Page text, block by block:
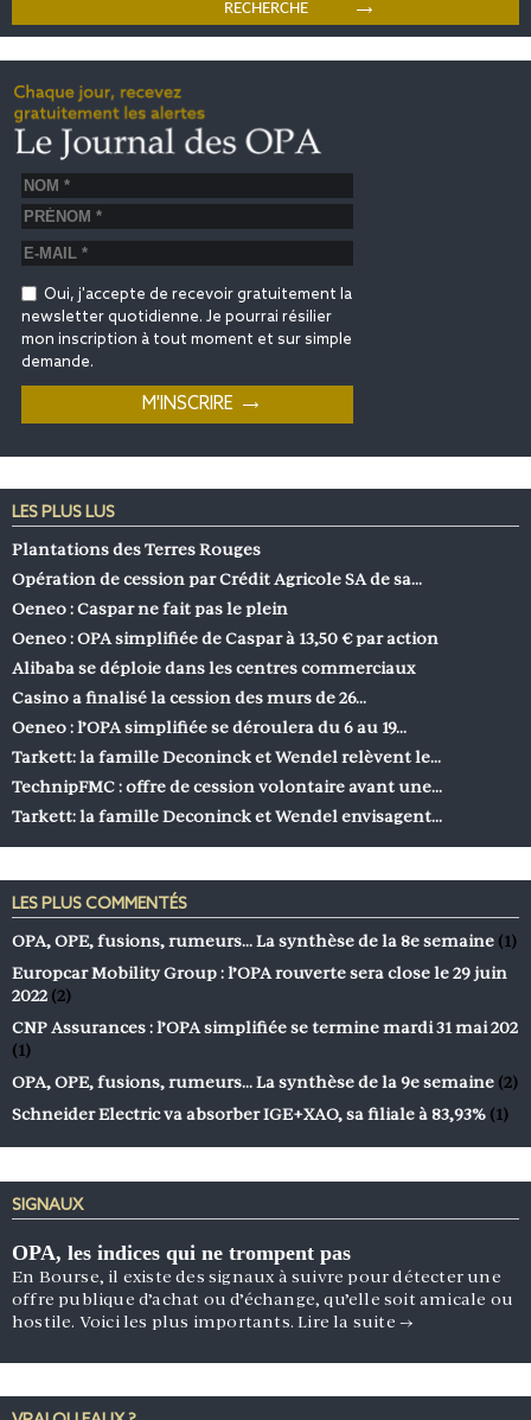
Oui, j'accepte de recevoir gratuitement la
newsletter quotidienne. Je pourrai résilier
mon inscription à tout moment et sur simple
demande.
LES PLUS LUS
Plantations des Terres Rouges
Opération de cession par Crédit Agricole SA de sa…
Oeneo : Caspar ne fait pas le plein
Oeneo : OPA simplifiée de Caspar à 13,50 € par action
Alibaba se déploie dans les centres commerciaux
Casino a finalisé la cession des murs de 26…
Oeneo : l’OPA simplifiée se déroulera du 6 au 19…
Tarkett: la famille Deconinck et Wendel relèvent le…
TechnipFMC : offre de cession volontaire avant une…
Tarkett: la famille Deconinck et Wendel envisagent…
LES PLUS COMMENTÉS
OPA, OPE, fusions, rumeurs… La synthèse de la 8e semaine (1)
Europcar Mobility Group : l’OPA rouverte sera close le 29 juin
2022 (2)
CNP Assurances : l’OPA simplifiée se termine mardi 31 mai 202
(1)
OPA, OPE, fusions, rumeurs… La synthèse de la 9e semaine (2)
Schneider Electric va absorber IGE+XAO, sa filiale à 83,93% (1)
SIGNAUX
OPA, les indices qui ne trompent pas
En Bourse, il existe des signaux à suivre pour détecter une
offre publique d’achat ou d’échange, qu’elle soit amicale ou
hostile. Voici les plus importants.Lire la suite →